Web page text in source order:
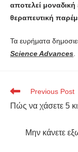
αποτελεί μοναδική
θεραπευτική
Τα ευρήματα
Science Advances
Previous Post
Πώς να χάσετε 5
Μην κάνετε